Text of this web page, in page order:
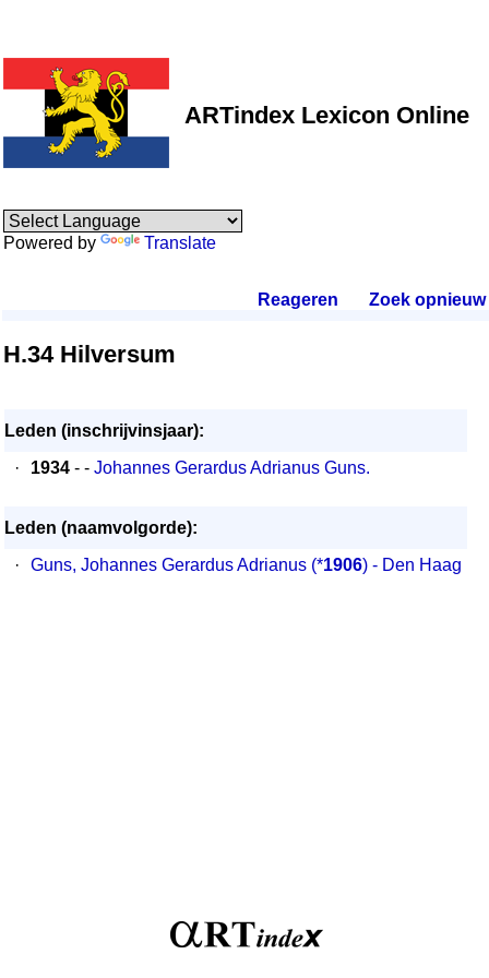
ARTindex Lexicon Online
Powered by Translate
Reageren Zoek opnieuw.
H.34 Hilversum
Leden (inschrijvinsjaar):
·
1934 - - Johannes Gerardus Adrianus Guns.
Leden (naamvolgorde):
·
Guns, Johannes Gerardus Adrianus (*1906) - Den Haag